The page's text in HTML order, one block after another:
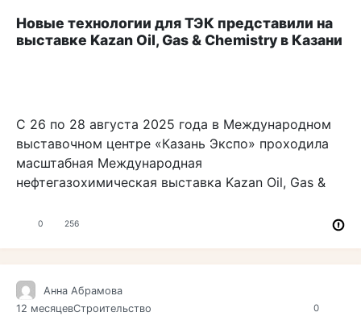
Новые технологии для ТЭК представили на
выставке Kazan Oil, Gas & Chemistry в Казани
С 26 по 28 августа 2025 года в Международном
выставочном центре «Казань Экспо» проходила
масштабная Международная
нефтегазохимическая выставка Kazan Oil, Gas &
0 256
0
Анна Абрамова
12 месяцевСтроительство